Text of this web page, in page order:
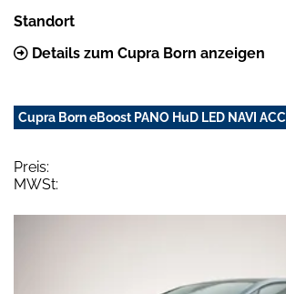
Standort
Details zum Cupra Born anzeigen
Cupra Born eBoost PANO HuD LED NAVI ACC
Preis:
MWSt: